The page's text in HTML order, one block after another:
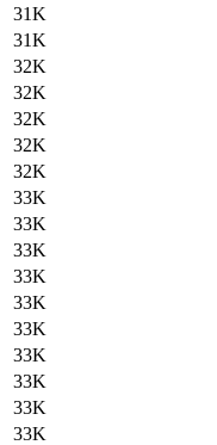
31K
31K
32K
32K
32K
32K
32K
33K
33K
33K
33K
33K
33K
33K
33K
33K
33K